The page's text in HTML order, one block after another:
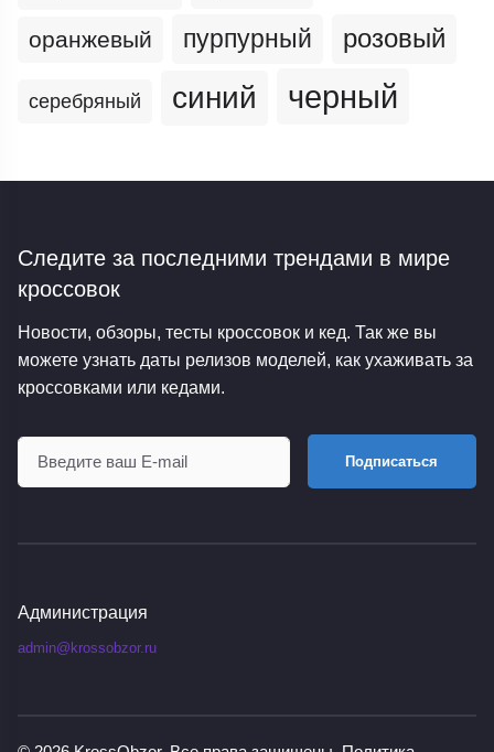
оранжевый пурпурный розовый
серебряный синий черный
Следите за последними трендами в мире
кроссовок
Новости, обзоры, тесты кроссовок и кед. Так же вы
можете узнать даты релизов моделей, как ухаживать за
кроссовками или кедами.
Подписаться
Администрация
admin@krossobzor.ru